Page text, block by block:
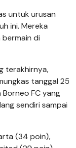
untuk urusan
ini. Mereka
di
terakhirnya,
tanggal 25
FC yang
sendiri sampai
(34 poin),